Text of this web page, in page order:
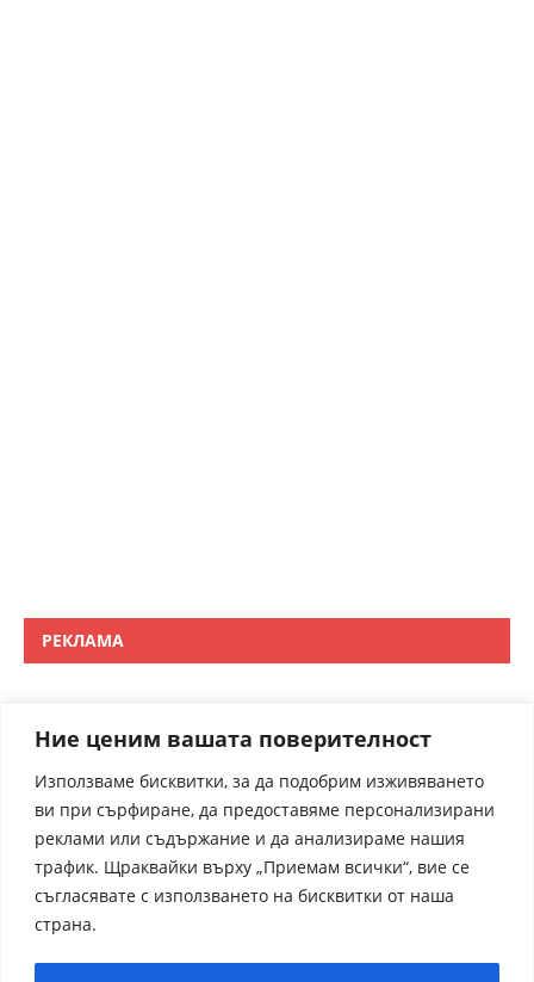
Ние ценим вашата поверителност
Използваме бисквитки, за да подобрим изживяването
ви при сърфиране, да предоставяме персонализирани
реклами или съдържание и да анализираме нашия
трафик. Щраквайки върху „Приемам всички“, вие се
съгласявате с използването на бисквитки от наша
страна.
РЕКЛАМА